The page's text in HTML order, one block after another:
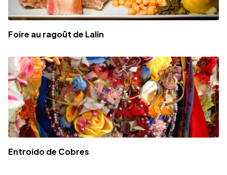
Foire au ragoût de Lalin
Entroido de Cobres